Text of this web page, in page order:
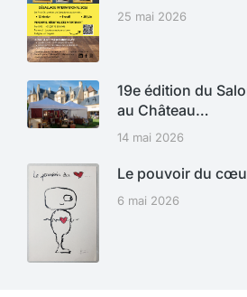
25 mai 2026
19e édition du
au Château…
14 mai 2026
Le pouvoir du
6 mai 2026